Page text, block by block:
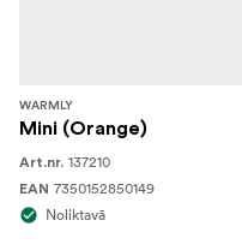
WARMLY
Mini (Orange)
Art.nr. 137210
EAN 7350152850149
Noliktavā